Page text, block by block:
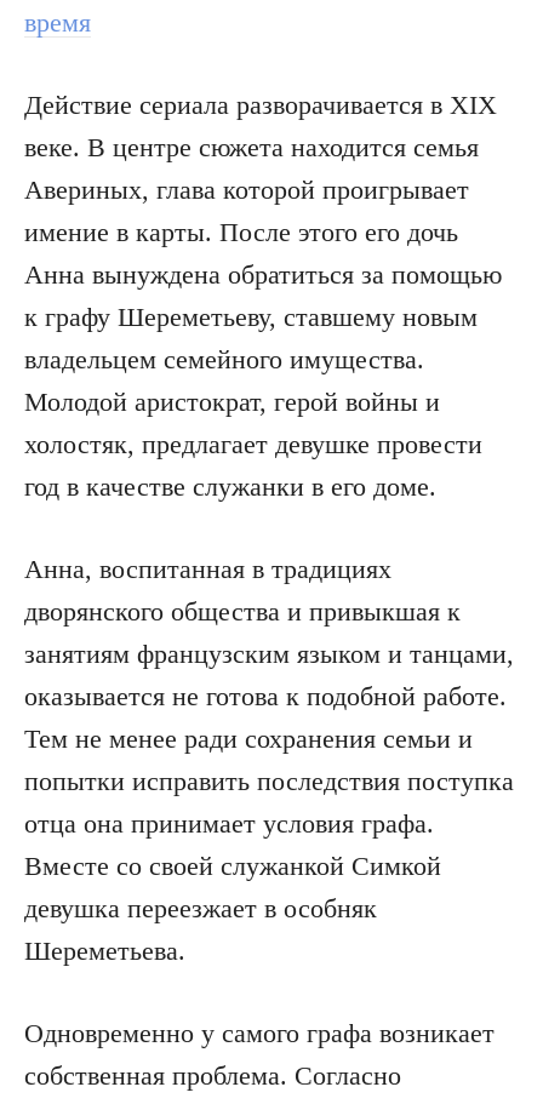
время
Действие сериала разворачивается в XIX
веке. В центре сюжета находится семья
Авериных, глава которой проигрывает
имение в карты. После этого его дочь
Анна вынуждена обратиться за помощью
к графу Шереметьеву, ставшему новым
владельцем семейного имущества.
Молодой аристократ, герой войны и
холостяк, предлагает девушке провести
год в качестве служанки в его доме.
Анна, воспитанная в традициях
дворянского общества и привыкшая к
занятиям французским языком и танцами,
оказывается не готова к подобной работе.
Тем не менее ради сохранения семьи и
попытки исправить последствия поступка
отца она принимает условия графа.
Вместе со своей служанкой Симкой
девушка переезжает в особняк
Шереметьева.
Одновременно у самого графа возникает
собственная проблема. Согласно